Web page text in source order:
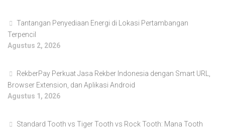
Tantangan Penyediaan Energi di Lokasi Pertambangan
Terpencil
Agustus 2, 2026
RekberPay Perkuat Jasa Rekber Indonesia dengan Smart URL,
Browser Extension, dan Aplikasi Android
Agustus 1, 2026
Standard Tooth vs Tiger Tooth vs Rock Tooth: Mana Tooth